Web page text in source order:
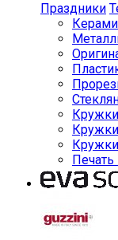
Праздники
Печать